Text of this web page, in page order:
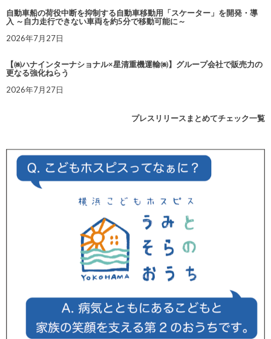
自動車船の荷役中断を抑制する自動車移動用「スケーター」を開発・導
入 ～自力走行できない車両を約5分で移動可能に～
2026年7月27日
【㈱ハナインターナショナル×星清重機運輸㈱】グループ会社で販売力の
更なる強化ねらう
2026年7月27日
プレスリリースまとめてチェック一覧